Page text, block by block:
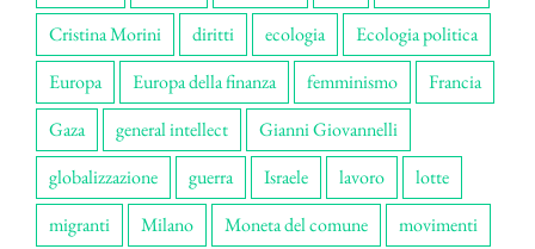
Cristina Morini
diritti ecologia
Ecologia politica
Europa
Europa della finanza femminismo
Francia
Gaza
general intellect
Gianni Giovannelli
globalizzazione
guerra Israele lavoro
lotte
migranti
Milano Moneta del comune movimenti